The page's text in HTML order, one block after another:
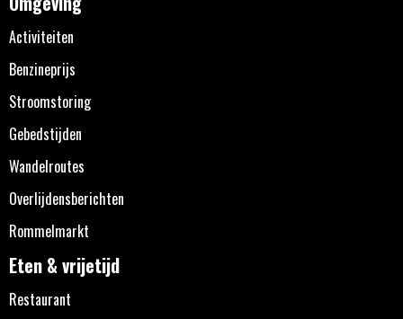
Activiteiten
Benzineprijs
Stroomstoring
Gebedstijden
Wandelroutes
Overlijdensberichten
Rommelmarkt
Eten & vrijetijd
Restaurant